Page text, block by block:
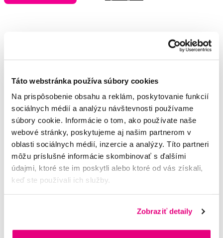
Táto webstránka používa súbory cookies
Na prispôsobenie obsahu a reklám, poskytovanie funkcií
sociálnych médií a analýzu návštevnosti používame
súbory cookie. Informácie o tom, ako používate naše
webové stránky, poskytujeme aj našim partnerom v
oblasti sociálnych médií, inzercie a analýzy. Títo partneri
môžu príslušné informácie skombinovať s ďalšími
údajmi, ktoré ste im poskytli alebo ktoré od vás získali,
keď ste používali ich služby.
Zobraziť detaily
Vybrané dotazy a články
Medzizubne kefky
Martina
krvácanie a bolesť
Sabina
Aku sonicku zubnu kefku
Zubná kefka